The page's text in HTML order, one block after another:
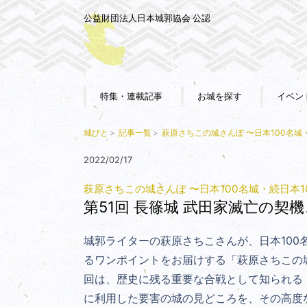
公益財団法人日本城郭協会 公認
特集・連載記事 お城を探す イベン
城びと 記事一覧 萩原さちこの城さんぽ 〜日本100名城
2022/02/17
萩原さちこの城さんぽ 〜日本100名城・続日本
第51回 長篠城 武田家滅亡の契
城郭ライターの萩原さちこさんが、日本100
るワンポイントをお届けする「萩原さちこ
回は、歴史に残る重要な合戦として知られ
に利用した要害の城の見どころを、その高